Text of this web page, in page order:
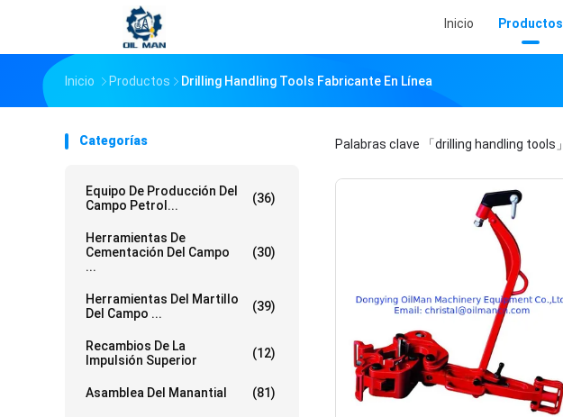
Inicio Productos
Inicio Productos Drilling Handling Tools Fabricante En Línea
Categorías
Equipo De Producción Del
Campo Petrol...
(36)
Herramientas De
Cementación Del Campo
...
(30)
Herramientas Del Martillo
Del Campo ...
(39)
Recambios De La
Impulsión Superior
(12)
Asamblea Del Manantial (81)
Palabras clave 「drilling handling tools」